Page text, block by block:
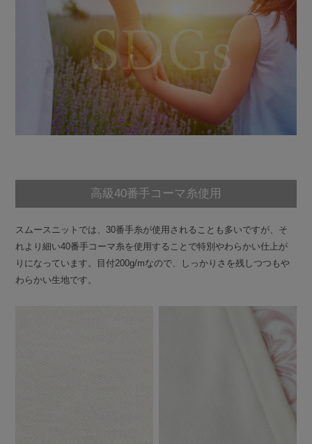
高級40番手コーマ糸使用
スムースニットでは、30番手糸が使用されることも多いですが、そ
れより細い40番手コーマ糸を使用することで特別やわらかい仕上が
りになっています。目付200g/mなので、しっかりさを残しつつもや
わらかい生地です。